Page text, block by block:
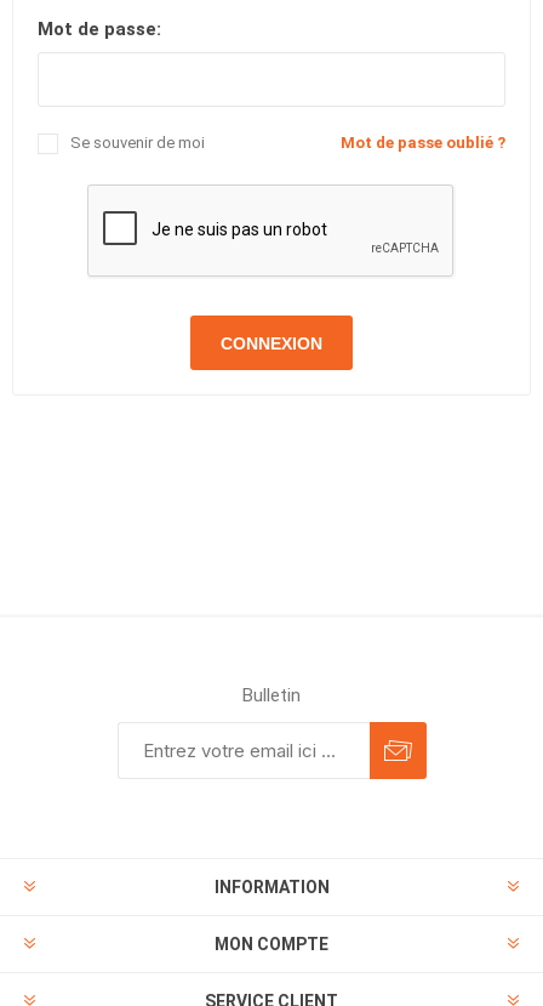
Mot de passe:
Mot de passe oublié ?
Se souvenir de moi
CONNEXION
Bulletin
INFORMATION
MON COMPTE
SERVICE CLIENT